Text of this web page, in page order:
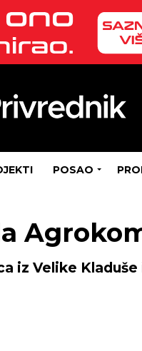
POSAO
iz Velike